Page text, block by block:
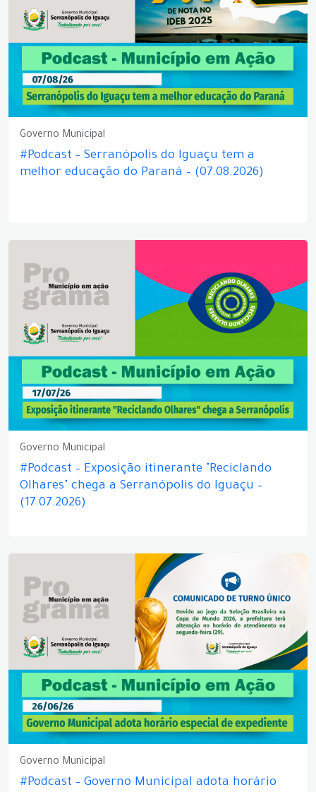
Governo Municipal
#Podcast – Serranópolis do Iguaçu tem a
melhor educação do Paraná – (07.08.2026)
Governo Municipal
#Podcast – Exposição itinerante "Reciclando
Olhares" chega a Serranópolis do Iguaçu –
(17.07.2026)
Governo Municipal
#Podcast – Governo Municipal adota horário